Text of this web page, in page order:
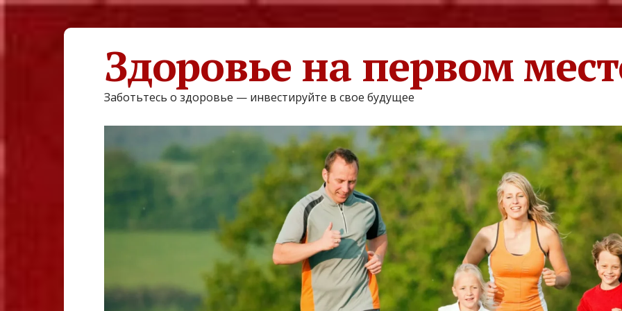
Здоровье на первом
Заботьтесь о здоровье — инвестируйте в свое будущее